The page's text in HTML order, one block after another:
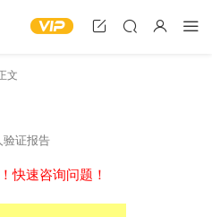
文
验证报告
快速咨询问题！